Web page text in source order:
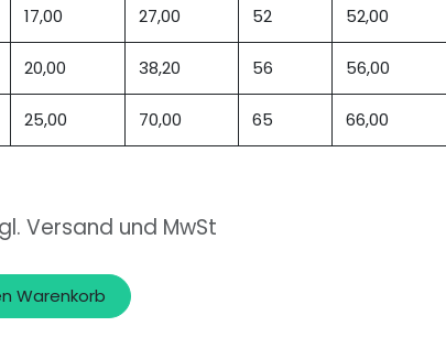
17,00 27,00 52 52,00
20,00 38,20 56 56,00
25,00 70,00 65 66,00
Versand und MwSt
Warenkorb